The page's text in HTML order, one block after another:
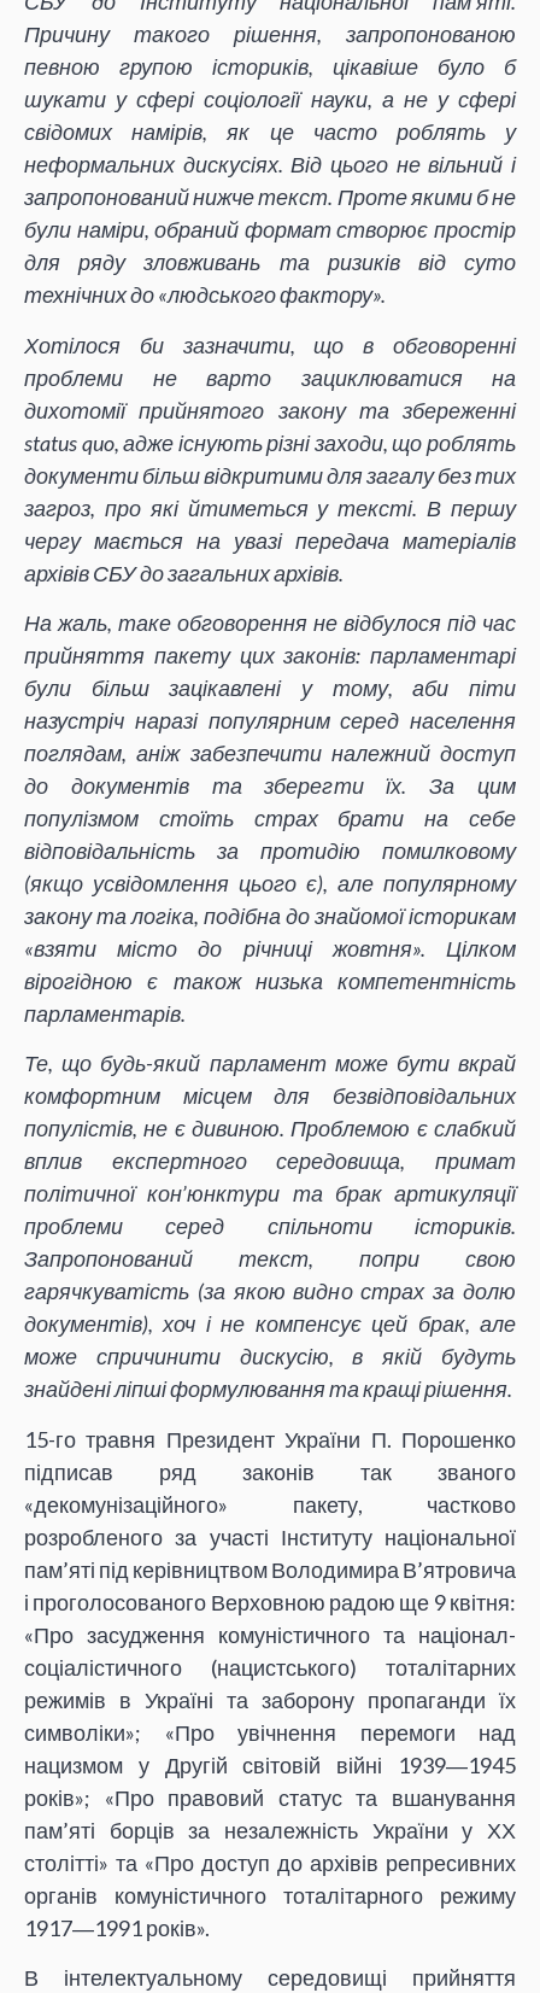
Причину такого рішення, запропонованою
певною групою істориків, цікавіше було б
шукати у сфері соціології науки, а не у сфері
свідомих намірів, як це часто роблять у
неформальних дискусіях. Від цього не вільний і
запропонований нижче текст. Проте якими б не
були наміри, обраний формат створює простір
для ряду зловживань та ризиків від суто
технічних до «людського фактору».
Хотілося би зазначити, що в обговоренні
проблеми не варто зациклюватися на
дихотомії прийнятого закону та збереженні
status quo, адже існують різні заходи, що роблять
документи більш відкритими для загалу без тих
загроз, про які йтиметься у тексті. В першу
чергу мається на увазі передача матеріалів
архівів СБУ до загальних архівів.
На жаль, таке обговорення не відбулося під час
прийняття пакету цих законів: парламентарі
були більш зацікавлені у тому, аби піти
назустріч наразі популярним серед населення
поглядам, аніж забезпечити належний доступ
до документів та зберегти їх. За цим
популізмом стоїть страх брати на себе
відповідальність за протидію помилковому
(якщо усвідомлення цього є), але популярному
закону та логіка, подібна до знайомої історикам
«взяти місто до річниці жовтня». Цілком
вірогідною є також низька компетентність
парламентарів.
Те, що будь-який парламент може бути вкрай
комфортним місцем для безвідповідальних
популістів, не є дивиною. Проблемою є слабкий
вплив експертного середовища, примат
політичної кон’юнктури та брак артикуляції
проблеми серед спільноти істориків.
Запропонований текст, попри свою
гарячкуватість (за якою видно страх за долю
документів), хоч і не компенсує цей брак, але
може спричинити дискусію, в якій будуть
знайдені ліпші формулювання та кращі рішення.
15-го травня Президент України П. Порошенко
підписав ряд законів так званого
«декомунізаційного» пакету, частково
розробленого за участі Інституту національної
пам’яті під керівництвом Володимира В’ятровича
і проголосованого Верховною радою ще 9 квітня:
«Про засудження комуністичного та націонал-
соціалістичного (нацистського) тоталітарних
режимів в Україні та заборону пропаганди їх
символіки»; «Про увічнення перемоги над
нацизмом у Другій світовій війні 1939―1945
років»; «Про правовий статус та вшанування
пам’яті борців за незалежність України у ХХ
столітті» та «Про доступ до архівів репресивних
органів комуністичного тоталітарного режиму
1917―1991 років».
В інтелектуальному середовищі прийняття